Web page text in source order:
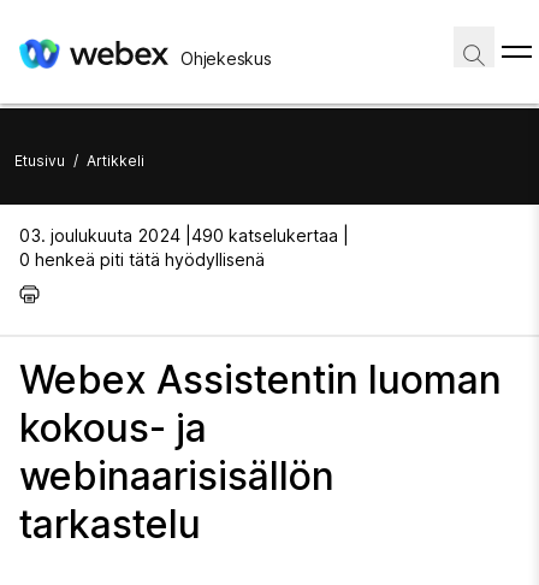
Ohjekeskus
Etusivu / Artikkeli
03. joulukuuta 2024 | 490 katselukertaa |
0 henkeä piti tätä hyödyllisenä
Webex Assistentin luoman
kokous- ja
webinaarisisällön
tarkastelu